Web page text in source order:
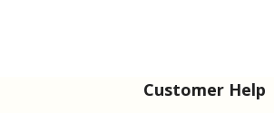
Customer Help